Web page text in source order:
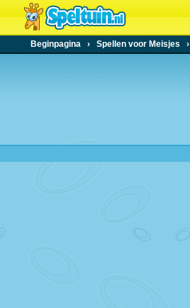
Beginpagina › Spellen voor Meisjes ›